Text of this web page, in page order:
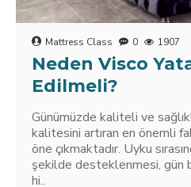
Mattress Class 0 1907
Neden Visco
Edilmeli?
Günümüzde kaliteli ve
kalitesini artıran en önemli
öne çıkmaktadır. Uyku
şekilde desteklenmesi, gün
hi..